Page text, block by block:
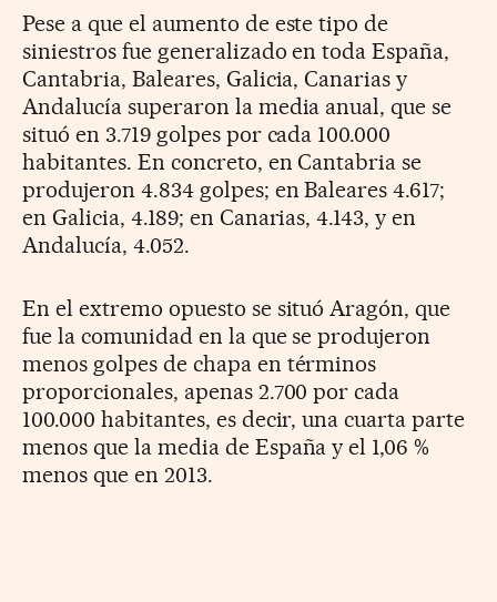
Pese a que el aumento de este tipo de
siniestros fue generalizado en toda España,
Cantabria, Baleares, Galicia, Canarias y
Andalucía superaron la media anual, que se
situó en 3.719 golpes por cada 100.000
habitantes. En concreto, en Cantabria se
produjeron 4.834 golpes; en Baleares 4.617;
en Galicia, 4.189; en Canarias, 4.143, y en
Andalucía, 4.052.
En el extremo opuesto se situó Aragón, que
fue la comunidad en la que se produjeron
menos golpes de chapa en términos
proporcionales, apenas 2.700 por cada
100.000 habitantes, es decir, una cuarta parte
menos que la media de España y el 1,06 %
menos que en 2013.